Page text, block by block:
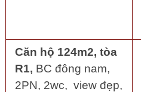
Căn hộ 124m2, tòa
R1, BC đông nam,
2PN, 2wc, view đẹp,